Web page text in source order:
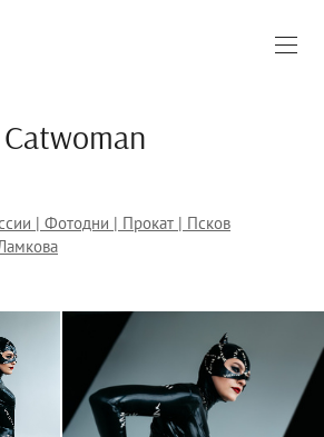
Catwoman
| Фотодни | Прокат | Псков